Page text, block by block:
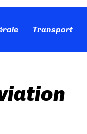
Transport